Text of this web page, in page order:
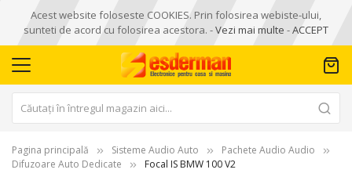
Acest website foloseste COOKIES. Prin folosirea webiste-ului,
sunteti de acord cu folosirea acestora. -Vezi mai multe -ACCEPT
Pagina principală Sisteme Audio Auto
Pachete Audio Audio
Difuzoare Auto Dedicate
Focal IS BMW 100 V2